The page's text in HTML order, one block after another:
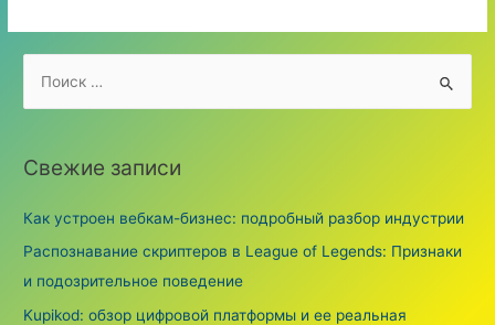
r
h
f
o
r
Свежие записи
Как устроен вебкам-бизнес: подробный разбор индустрии
Распознавание скриптеров в League of Legends: Признаки
и подозрительное поведение
Kupikod: обзор цифровой платформы и ее реальная